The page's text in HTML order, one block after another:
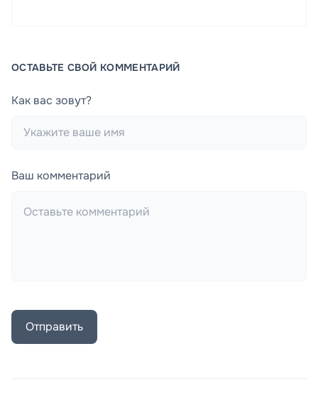
ОСТАВЬТЕ СВОЙ КОММЕНТАРИЙ
Как вас зовут?
Ваш комментарий
Отправить